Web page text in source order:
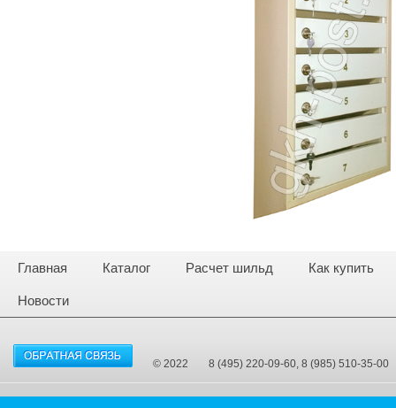
Главная Каталог Расчет шильд Как купить
Новости
© 2022 8 (495) 220-09-60, 8 (985) 510-35-